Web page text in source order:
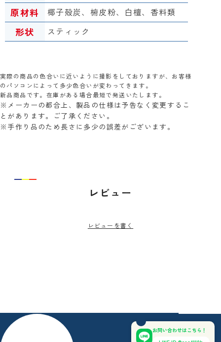
原材料 椰子殻炭、椨皮粉、白檀、香料類
形状 スティック
実際の商品の色合いに近いように撮影をしておりますが、お客様
のパソコンによって多少色合いが変わってきます。
新品商品です。在庫がある場合最短で発送いたします。
※メーカーの都合上、製品の仕様は予告なく変更するこ
とがあります。ご了承ください。
※手作り品のため長さに多少の誤差がございます。
レビュー
レビューを書く
お問い合わせはこちら！